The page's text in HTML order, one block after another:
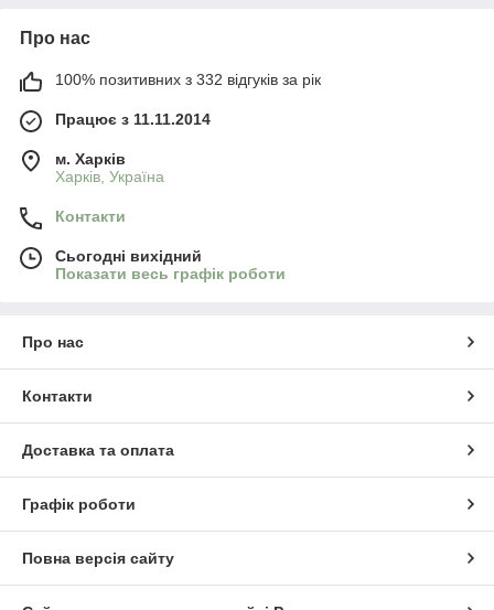
Про нас
100% позитивних з 332 відгуків за рік
Працює з 11.11.2014
м. Харків
Харків, Україна
Контакти
Сьогодні вихідний
Показати весь графік роботи
Про нас
Контакти
Доставка та оплата
Графік роботи
Повна версія сайту